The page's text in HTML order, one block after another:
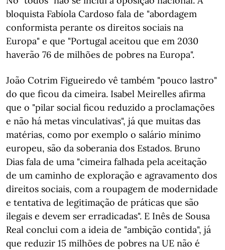
bloquista Fabíola Cardoso fala de "abordagem
conformista perante os direitos sociais na
Europa" e que "Portugal aceitou que em 2030
haverão 76 de milhões de pobres na Europa".
João Cotrim Figueiredo vê também "pouco lastro"
do que ficou da cimeira. Isabel Meirelles afirma
que o "pilar social ficou reduzido a proclamações
e não há metas vinculativas", já que muitas das
matérias, como por exemplo o salário mínimo
europeu, são da soberania dos Estados. Bruno
Dias fala de uma "cimeira falhada pela aceitação
de um caminho de exploração e agravamento dos
direitos sociais, com a roupagem de modernidade
e tentativa de legitimação de práticas que são
ilegais e devem ser erradicadas". E Inês de Sousa
Real conclui com a ideia de "ambição contida", já
que reduzir 15 milhões de pobres na UE não é